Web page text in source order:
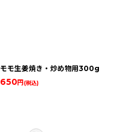
モモ生姜焼き・炒め物用300g
650円(税込)